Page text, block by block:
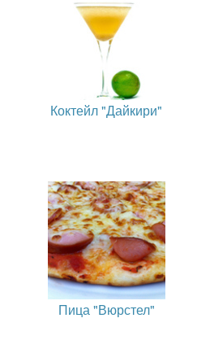
Коктейл "Дайкири"
Пица "Вюрстел"